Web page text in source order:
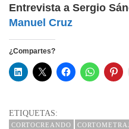
Entrevista a Sergio
Manuel Cruz
¿Compartes?
ETIQUETAS:
CORTOCREANDO